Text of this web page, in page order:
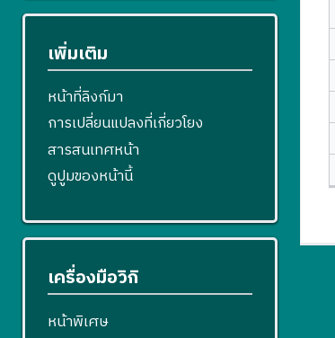
เพิ่มเติม
หน้าที่ลิงก์มา
การเปลี่ยนแปลงที่เกี่ยวโยง
สารสนเทศหน้า
ดูปูมของหน้านี้
เครื่องมือวิกิ
หน้าพิเศษ